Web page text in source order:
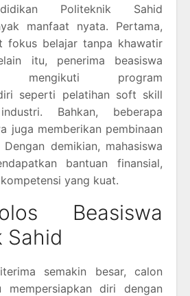
Politeknik Sahid
manfaat nyata. Pertama,
fokus belajar tanpa khawatir
itu, penerima beasiswa
mengikuti program
seperti pelatihan soft skill
Bahkan, beberapa
juga memberikan pembinaan
demikian, mahasiswa
bantuan finansial,
yang kuat.
Beasiswa
Sahid
semakin besar, calon
mempersiapkan diri dengan